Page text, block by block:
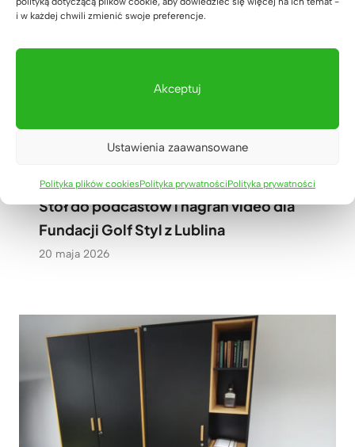
i w każdej chwili zmienić swoje preferencje.
Akceptuj
Ustawienia zaawansowane
Polityka plików cookiesPolityka prywatnościPolityka prywatności
Stół do podcastów i nagrań video dla
Fundacji Golf Styl z Lublina
20 maja 2026